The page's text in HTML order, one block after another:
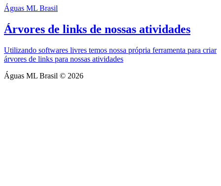
Águas ML Brasil
Árvores de links de nossas atividades
Utilizando softwares livres temos nossa própria ferramenta para criar
árvores de links para nossas atividades
Águas ML Brasil © 2026